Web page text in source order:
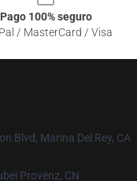
Pago 100% seguro
/ MasterCard / Visa
Blvd, Marina Del Rey, CA
Provënz, CN